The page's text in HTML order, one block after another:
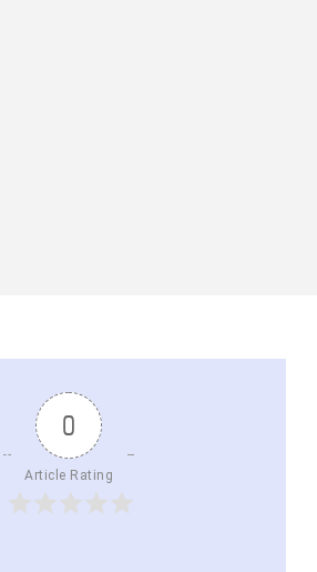
0
Article Rating